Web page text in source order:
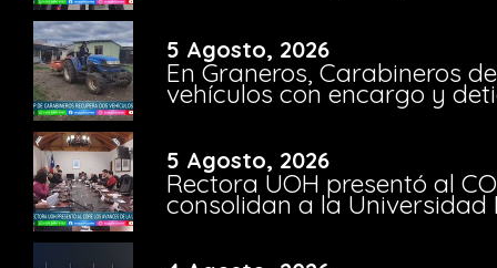
5 Agosto, 2026
En Graneros, Carabineros
vehículos con encargo y
5 Agosto, 2026
Rectora UOH presentó al
consolidan a la Universidad